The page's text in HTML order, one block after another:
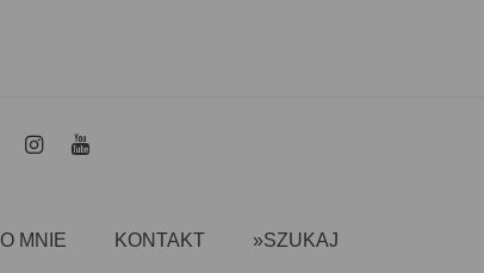
O MNIE KONTAKT »SZUKAJ